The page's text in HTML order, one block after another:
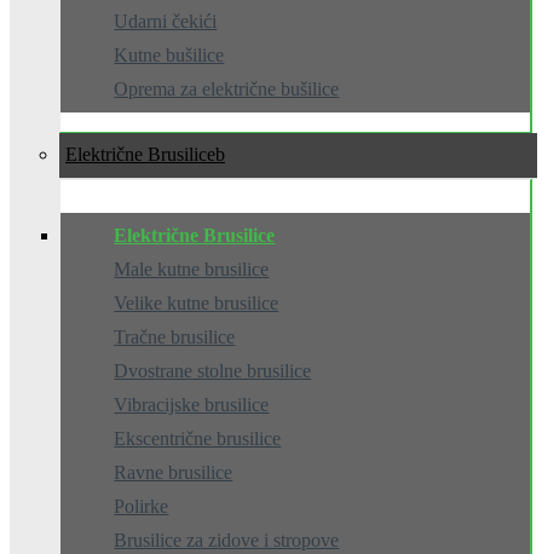
Udarni čekići
Kutne bušilice
Oprema za električne bušilice
Električne Brusilice
Električne Brusilice
Male kutne brusilice
Velike kutne brusilice
Tračne brusilice
Dvostrane stolne brusilice
Vibracijske brusilice
Ekscentrične brusilice
Ravne brusilice
Polirke
Brusilice za zidove i stropove